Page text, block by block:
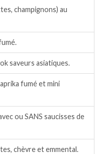
champignons) au
saveurs asiatiques.
fumé et mini
ou SANS saucisses de
chèvre et emmental.